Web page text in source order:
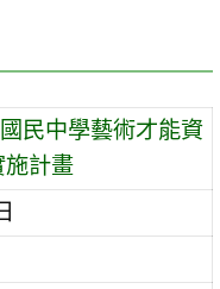
民中學藝術才能資
施計畫